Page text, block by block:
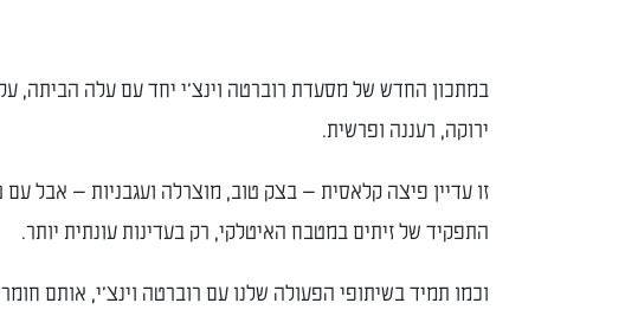
במתכון החדש של מסעדת רוברטה וינצ'י יחד עם עלה הביתה,
ירוקה, רעננה ופרשית.
זו עדיין פיצה קלאסית — בצק טוב, מוצרלה ועגבניות — אבל
התפקיד של זיתים במטבח האיטלקי, רק בעדינות עונתית יותר.
וכמו תמיד בשיתופי הפעולה שלנו עם רוברטה וינצ'י, אותם